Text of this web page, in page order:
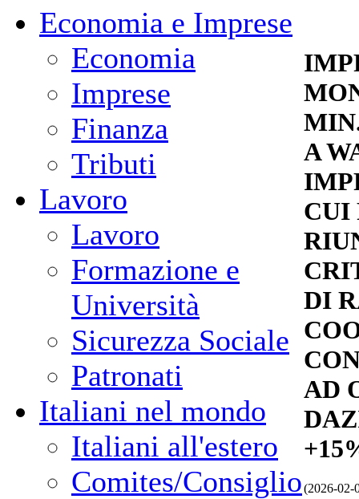
Economia e Imprese
Economia
Imprese
Finanza
Tributi
Lavoro
Lavoro
Formazione e
Università
Sicurezza Sociale
Patronati
Italiani nel mondo
Italiani all'estero
Comites/Consiglio
A
CUI
DI
AD
(2026-02-